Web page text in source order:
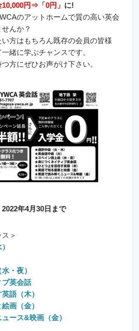
10,000円⇒「0円」 に!
のアットホームで質の高い英会
んか？
方はもちろん既存の会員の皆様
緒に学ぶチャンスです。
方にぜひお声がけ下さい。
年4月30日まで
＞
・夜）
ブ英会話
語（木）
画（金）
ース&映画（金）